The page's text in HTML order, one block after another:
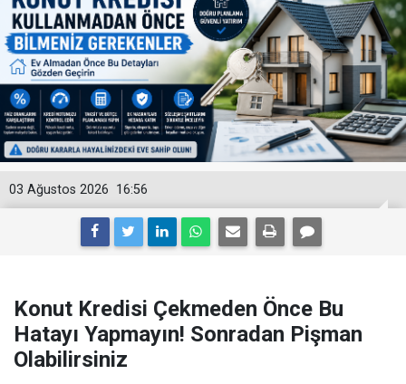
16:56
03 Ağustos 2026
Konut Kredisi Çekmeden Önce Bu
Hatayı Yapmayın! Sonradan Pişman
Olabilirsiniz